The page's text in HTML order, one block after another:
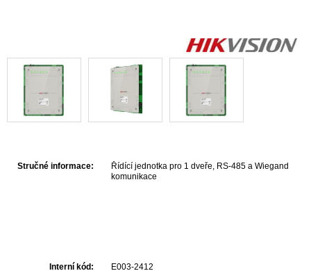
Stručné informace:
Řídící jednotka pro 1 dveře, RS-485 a Wiegand
komunikace
Interní kód: E003-2412